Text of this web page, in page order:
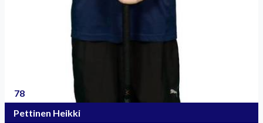
78
Pettinen Heikki